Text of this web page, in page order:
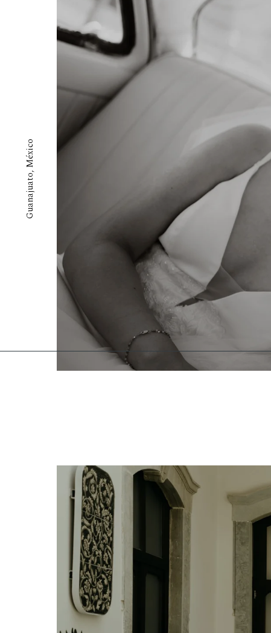
Guanajuato, México